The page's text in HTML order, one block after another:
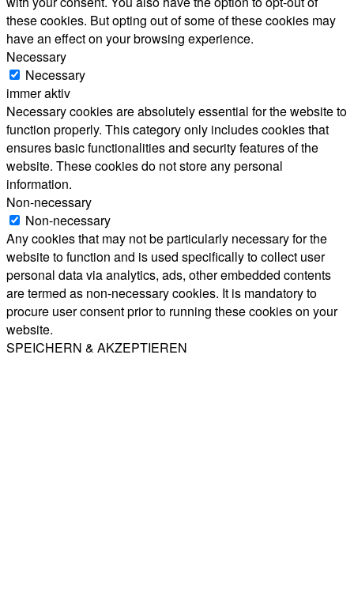
these cookies. But opting out of some of these cookies may
have an effect on your browsing experience.
Necessary
Necessary
immer aktiv
Necessary cookies are absolutely essential for the website to
function properly. This category only includes cookies that
ensures basic functionalities and security features of the
website. These cookies do not store any personal
information.
Non-necessary
Non-necessary
Any cookies that may not be particularly necessary for the
website to function and is used specifically to collect user
personal data via analytics, ads, other embedded contents
are termed as non-necessary cookies. It is mandatory to
procure user consent prior to running these cookies on your
website.
SPEICHERN & AKZEPTIEREN